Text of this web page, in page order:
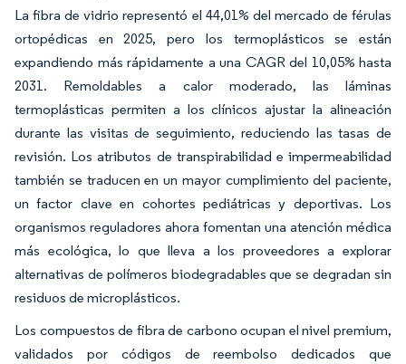
La fibra de vidrio representó el 44,01% del mercado de férulas
ortopédicas en 2025, pero los termoplásticos se están
expandiendo más rápidamente a una CAGR del 10,05% hasta
2031. Remoldables a calor moderado, las láminas
termoplásticas permiten a los clínicos ajustar la alineación
durante las visitas de seguimiento, reduciendo las tasas de
revisión. Los atributos de transpirabilidad e impermeabilidad
también se traducen en un mayor cumplimiento del paciente,
un factor clave en cohortes pediátricas y deportivas. Los
organismos reguladores ahora fomentan una atención médica
más ecológica, lo que lleva a los proveedores a explorar
alternativas de polímeros biodegradables que se degradan sin
residuos de microplásticos.
Los compuestos de fibra de carbono ocupan el nivel premium,
validados por códigos de reembolso dedicados que